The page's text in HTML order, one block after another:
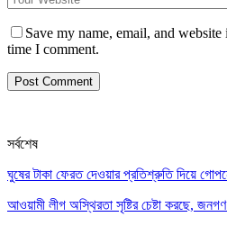
Save my name, email, and
time I comment.
সর্বশেষ
ঘুষের টাকা ফেরত দেওয়ার প্রতিশ্রুতি দিয়ে
আওয়ামী লীগ অস্থিরতা সৃষ্টির চেষ্টা করছে,